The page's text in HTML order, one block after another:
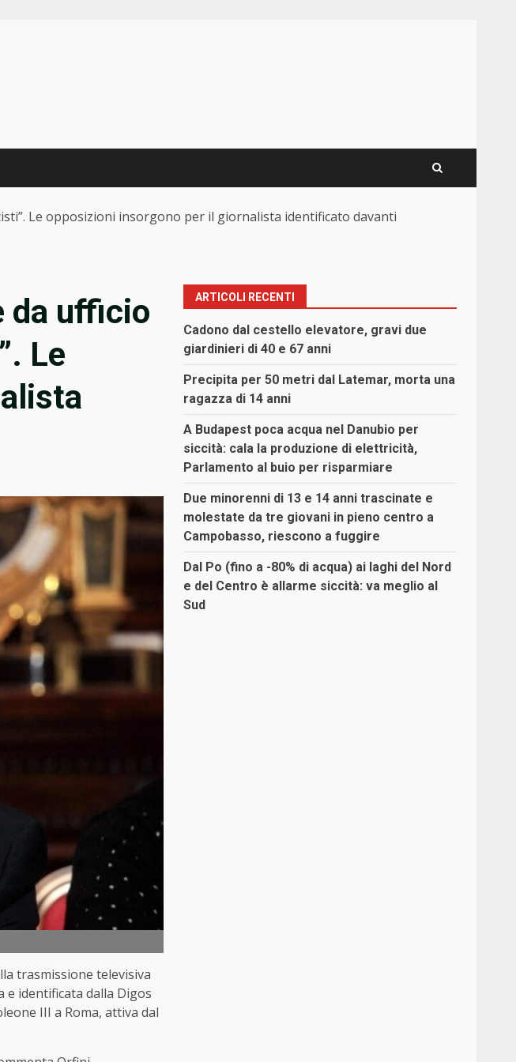
Le opposizioni insorgono per il giornalista identificato davanti
da ufficio
Le
trasmissione televisiva
identificata dalla Digos
III a Roma, attiva dal
ARTICOLI RECENTI
Cadono dal cestello elevatore, gravi due
giardinieri di 40 e 67 anni
Precipita per 50 metri dal Latemar, morta una
ragazza di 14 anni
A Budapest poca acqua nel Danubio per
siccità: cala la produzione di elettricità,
Parlamento al buio per risparmiare
Due minorenni di 13 e 14 anni trascinate e
molestate da tre giovani in pieno centro a
Campobasso, riescono a fuggire
Dal Po (fino a -80% di acqua) ai laghi del Nord
e del Centro è allarme siccità: va meglio al
Sud